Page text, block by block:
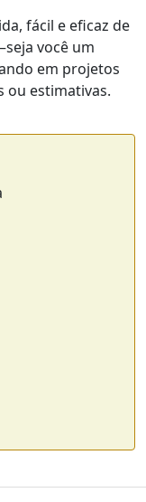
fácil e eficaz de
você um
em projetos
ou estimativas.